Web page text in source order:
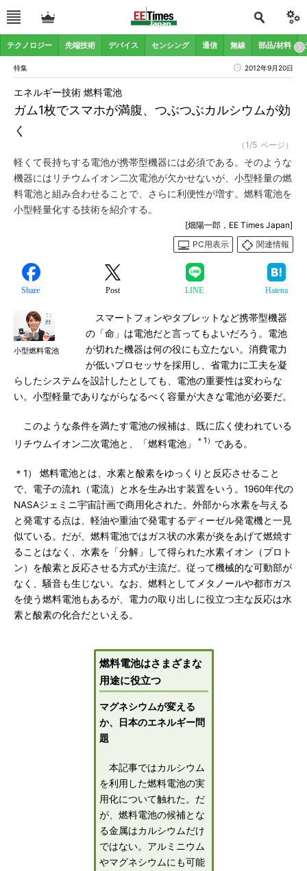
テクノロジー 先端技術 デバイス センシング 通信 無線 部品/材料
特集 2012年9月20日
ガム1枚でスマホが満腹、つぶつぶカルシウムが効
く
エネルギー技術 燃料電池
（1/5 ページ）
軽くて長持ちする電池が携帯型機器には必須である。そのような
機器にはリチウムイオン二次電池が欠かせないが、小型軽量の燃
料電池と組み合わせることで、さらに利便性が増す。燃料電池を
小型軽量化する技術を紹介する。
[畑陽一郎，EE Times Japan]
PC用表示
関連情報
Share Post LINE Hatena
小型燃料電池
スマートフォンやタブレットなど携帯型機器
の「命」は電池だと言ってもよいだろう。電池
が切れた機器は何の役にも立たない。消費電力
が低いプロセッサを採用し、省電力に工夫を凝
らしたシステムを設計したとしても、電池の重要性は変わらな
い。小型軽量でありながらなるべく容量が大きな電池が必要だ。
このような条件を満たす電池の候補は、既に広く使われている
リチウムイオン二次電池と、「燃料電池」
＊1） である。
＊1） 燃料電池とは、水素と酸素をゆっくりと反応させること
で、電子の流れ（電流）と水を生み出す装置をいう。1960年代の
NASAジェミニ宇宙計画で商用化された。外部から水素を与える
と発電する点は、軽油や重油で発電するディーゼル発電機と一見
似ている。だが、燃料電池ではガス状の水素が炎をあげて燃焼す
ることはなく、水素を「分解」して得られた水素イオン（プロト
ン）を酸素と反応させる方式が主流だ。従って機械的な可動部が
なく、騒音も生じない。なお、燃料としてメタノールや都市ガス
を使う燃料電池もあるが、電力の取り出しに役立つ主な反応は水
素と酸素の化合だといえる。
燃料電池はさまざまな
用途に役立つ
マグネシウムが変える
か、日本のエネルギー問
題
本記事ではカルシウム
を利用した燃料電池の実
用化について触れた。だ
が、燃料電池の候補とな
る金属はカルシウムだけ
ではない。アルミニウム
やマグネシウムにも可能